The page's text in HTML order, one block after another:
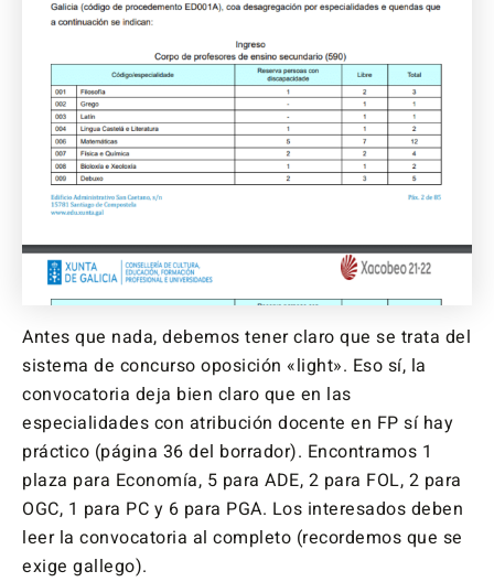
Antes que nada, debemos tener claro que se trata del
sistema de concurso oposición «light». Eso sí, la
convocatoria deja bien claro que en las
especialidades con atribución docente en FP sí hay
práctico (página 36 del borrador). Encontramos 1
plaza para Economía, 5 para ADE, 2 para FOL, 2 para
OGC, 1 para PC y 6 para PGA. Los interesados deben
leer la convocatoria al completo (recordemos que se
exige gallego).